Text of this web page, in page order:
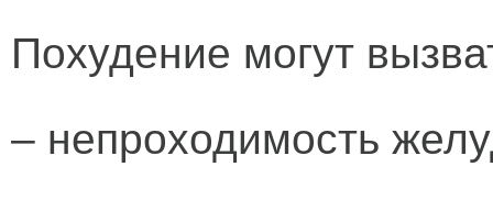
Похудение могут
– непроходимость